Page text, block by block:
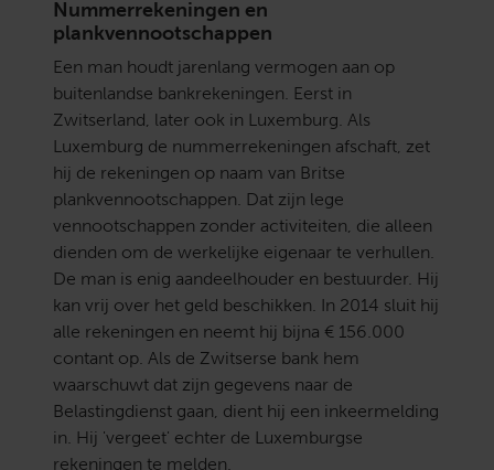
Nummerrekeningen en
plankvennootschappen
Een man houdt jarenlang vermogen aan op
buitenlandse bankrekeningen. Eerst in
Zwitserland, later ook in Luxemburg. Als
Luxemburg de nummerrekeningen afschaft, zet
hij de rekeningen op naam van Britse
plankvennootschappen. Dat zijn lege
vennootschappen zonder activiteiten, die alleen
dienden om de werkelijke eigenaar te verhullen.
De man is enig aandeelhouder en bestuurder. Hij
kan vrij over het geld beschikken. In 2014 sluit hij
alle rekeningen en neemt hij bijna € 156.000
contant op. Als de Zwitserse bank hem
waarschuwt dat zijn gegevens naar de
Belastingdienst gaan, dient hij een inkeermelding
in. Hij 'vergeet' echter de Luxemburgse
rekeningen te melden.